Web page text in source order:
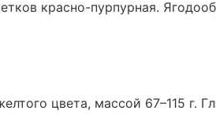
красно-пурпурная.
цвета, массой 67–115 г.